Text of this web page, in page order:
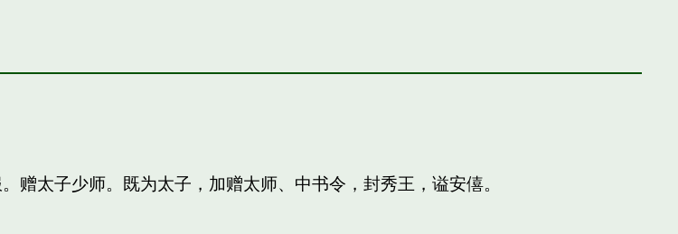
赠太子少师。既为太子，加赠太师、中书令，封秀王，谥安僖。